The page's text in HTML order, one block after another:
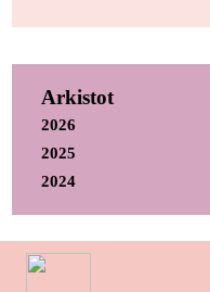
Arkistot
2026
2025
2024